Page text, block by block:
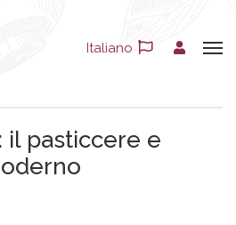
Italiano
il pasticcere e